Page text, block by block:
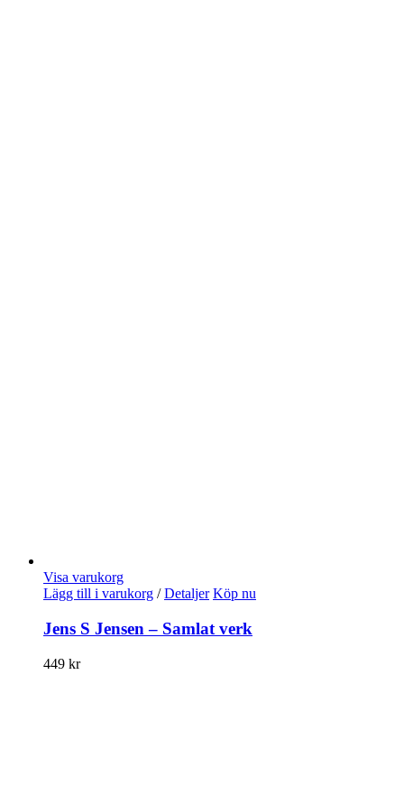
Visa varukorg
Lägg till i varukorg / Detaljer Köp nu
Jens S Jensen – Samlat verk
449 kr